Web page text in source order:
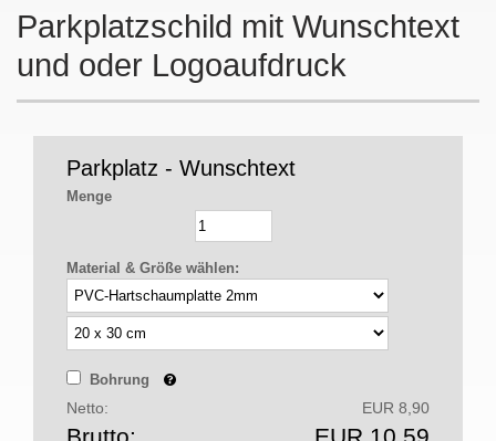
Parkplatzschild mit Wunschtext
und oder Logoaufdruck
Parkplatz - Wunschtext
Menge
Material & Größe wählen:
Bohrung
Netto: EUR 8,90